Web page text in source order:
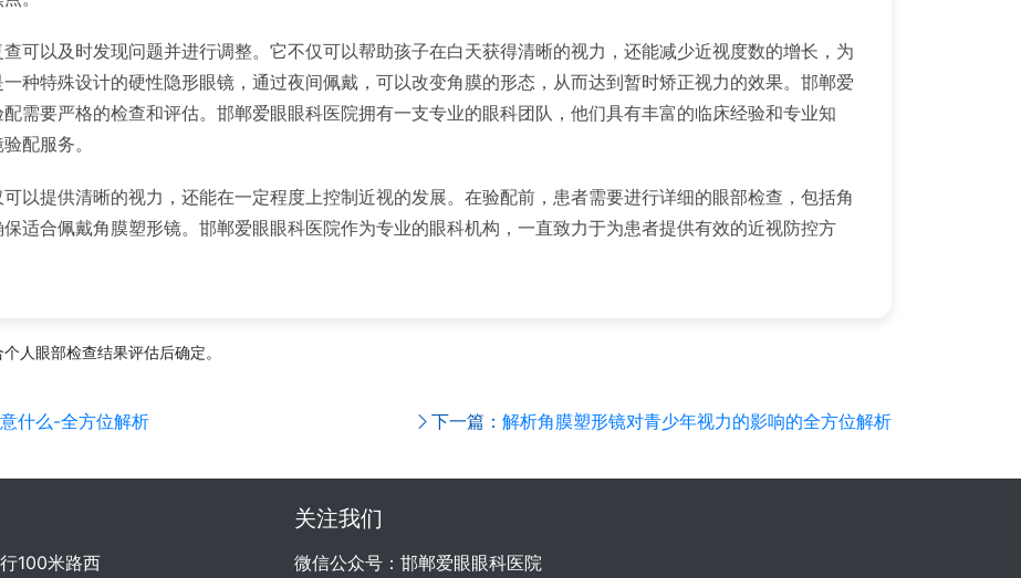
可以及时发现问题并进行调整。它不仅可以帮助孩子在白天获得清晰的视力，还能减少近视度数的增长，为
种特殊设计的硬性隐形眼镜，通过夜间佩戴，可以改变角膜的形态，从而达到暂时矫正视力的效果。邯郸爱
需要严格的检查和评估。邯郸爱眼眼科医院拥有一支专业的眼科团队，他们具有丰富的临床经验和专业知
配服务。
以提供清晰的视力，还能在一定程度上控制近视的发展。在验配前，患者需要进行详细的眼部检查，包括角
适合佩戴角膜塑形镜。邯郸爱眼眼科医院作为专业的眼科机构，一直致力于为患者提供有效的近视防控方
人眼部检查结果评估后确定。
什么-全方位解析 下一篇： 解析角膜塑形镜对青少年视力的影响的全方位解析
100米路西
关注我们
微信公众号：邯郸爱眼眼科医院